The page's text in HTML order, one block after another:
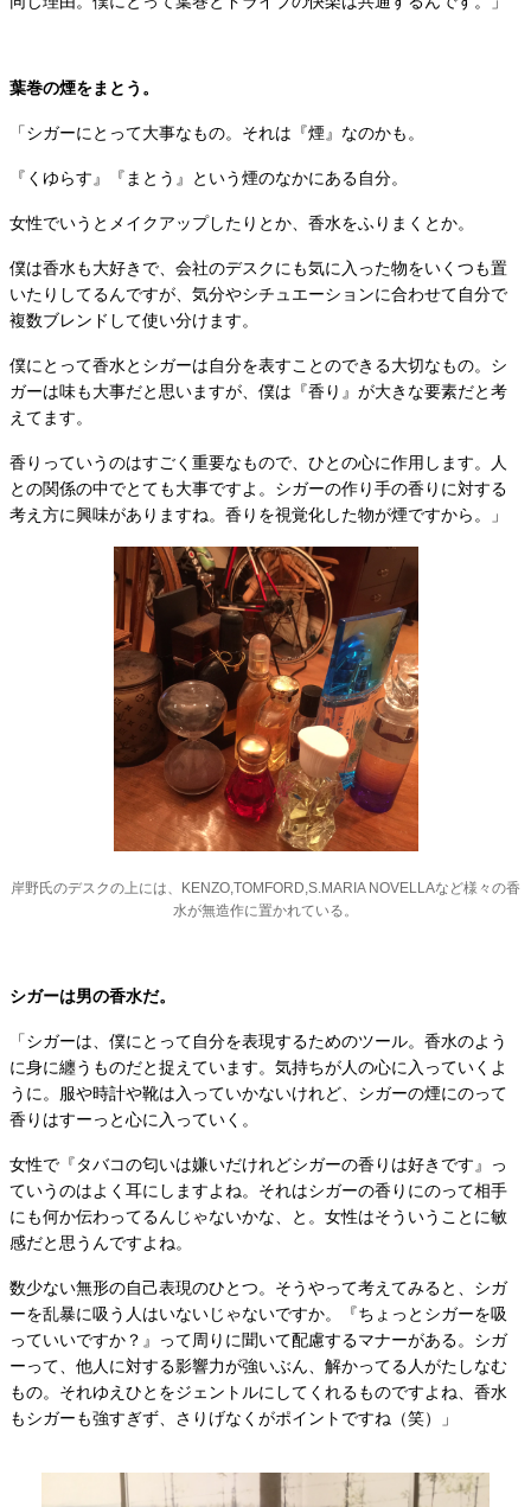
葉巻の煙をまとう。
「シガーにとって大事なもの。それは『煙』なのかも。
『くゆらす』『まとう』という煙のなかにある自分。
女性でいうとメイクアップしたりとか、香水をふりまくとか。
僕は香水も大好きで、会社のデスクにも気に入った物をいくつも置
いたりしてるんですが、気分やシチュエーションに合わせて自分で
複数ブレンドして使い分けます。
僕にとって香水とシガーは自分を表すことのできる大切なもの。シ
ガーは味も大事だと思いますが、僕は『香り』が大きな要素だと考
えてます。
香りっていうのはすごく重要なもので、ひとの心に作用します。人
との関係の中でとても大事ですよ。シガーの作り手の香りに対する
考え方に興味がありますね。香りを視覚化した物が煙ですから。」
岸野氏のデスクの上には、KENZO,TOMFORD,S.MARIA NOVELLAなど様々の香
水が無造作に置かれている。
シガーは男の香水だ。
「シガーは、僕にとって自分を表現するためのツール。香水のよう
に身に纏うものだと捉えています。気持ちが人の心に入っていくよ
うに。服や時計や靴は入っていかないけれど、シガーの煙にのって
香りはすーっと心に入っていく。
女性で『タバコの匂いは嫌いだけれどシガーの香りは好きです』っ
ていうのはよく耳にしますよね。それはシガーの香りにのって相手
にも何か伝わってるんじゃないかな、と。女性はそういうことに敏
感だと思うんですよね。
数少ない無形の自己表現のひとつ。そうやって考えてみると、シガ
ーを乱暴に吸う人はいないじゃないですか。『ちょっとシガーを吸
っていいですか？』って周りに聞いて配慮するマナーがある。シガ
ーって、他人に対する影響力が強いぶん、解かってる人がたしなむ
もの。それゆえひとをジェントルにしてくれるものですよね、香水
もシガーも強すぎず、さりげなくがポイントですね（笑）」